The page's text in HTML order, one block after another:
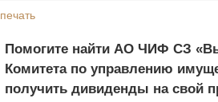
печать
Помогите найти АО ЧИФ СЗ
Комитета по управлению
получить дивиденды на свой